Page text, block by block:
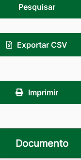
Pesquisar
Exportar CSV
Imprimir
Documento